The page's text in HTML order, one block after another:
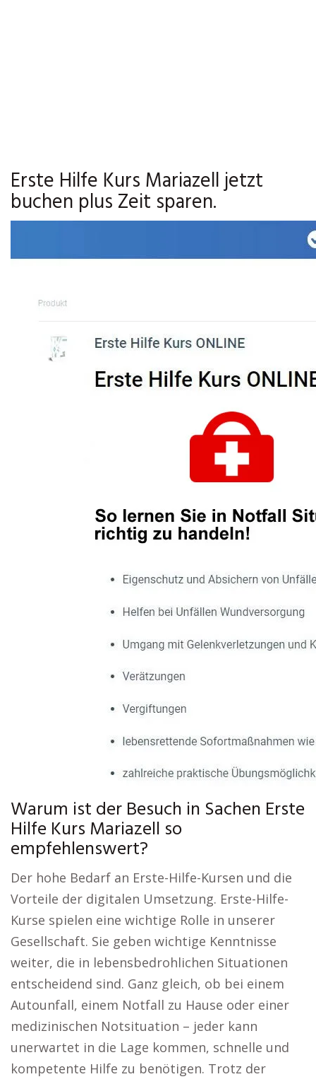
Erste Hilfe Kurs Mariazell jetzt
buchen plus Zeit sparen.
Warum ist der Besuch in Sachen Erste
Hilfe Kurs Mariazell so
empfehlenswert?
Der hohe Bedarf an Erste-Hilfe-Kursen und die
Vorteile der digitalen Umsetzung. Erste-Hilfe-
Kurse spielen eine wichtige Rolle in unserer
Gesellschaft. Sie geben wichtige Kenntnisse
weiter, die in lebensbedrohlichen Situationen
entscheidend sind. Ganz gleich, ob bei einem
Autounfall, einem Notfall zu Hause oder einer
medizinischen Notsituation – jeder kann
unerwartet in die Lage kommen, schnelle und
kompetente Hilfe zu benötigen. Trotz der